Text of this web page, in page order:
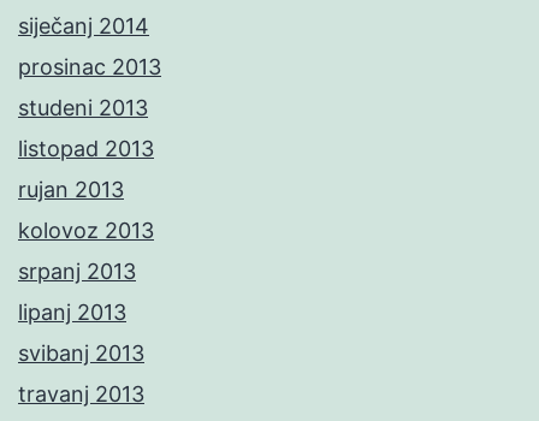
siječanj 2014
prosinac 2013
studeni 2013
listopad 2013
rujan 2013
kolovoz 2013
srpanj 2013
lipanj 2013
svibanj 2013
travanj 2013